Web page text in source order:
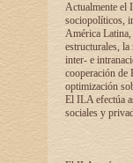
Actualmente el
sociopolíticos,
América Latina,
estructurales,
inter- e
cooperación de
optimización
El ILA efectúa
sociales y